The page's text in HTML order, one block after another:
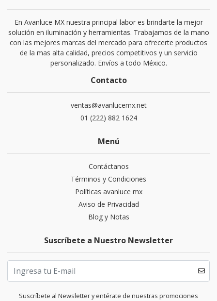
En Avanluce MX nuestra principal labor es brindarte la mejor
solución en iluminación y herramientas. Trabajamos de la mano
con las mejores marcas del mercado para ofrecerte productos
de la mas alta calidad, precios competitivos y un servicio
personalizado. Envíos a todo México.
Contacto
ventas@avanlucemx.net
01 (222) 882 1624
Menú
Contáctanos
Términos y Condiciones
Políticas avanluce mx
Aviso de Privacidad
Blog y Notas
Suscríbete a Nuestro Newsletter
Suscríbete al Newsletter y entérate de nuestras promociones